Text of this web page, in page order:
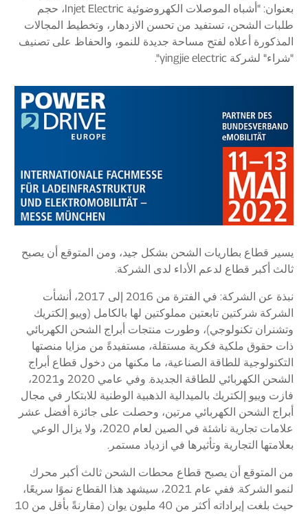
بعنوان: "أشباه الموصلات الكهروضوئية Injet Electric، حجم
طلبات الشحن، تستفيد من تحسن الازدهار، وتخطيط المجالات
المذكورة أعلاه لفتح مساحة جديدة للنمو، والحفاظ على تصنيف
"شراء" لشركة yingjie electric".
يسير قطاع بطاريات الشحن بشكل جيد، ومن المتوقع أن يصبح
ثالث أكبر قطاع لدعم الأداء لدى الشركة.
نبذة عن الشركة: في الفترة من 2016 إلى 2017، أنشأت
الشركة شركتين تابعتين مملوكتين لها بالكامل (وييو إلكتريك
وتشنران تكنولوجي)، وطورت منتجات أبراج الشحن الكهربائي
ذات حقوق ملكية فكرية مستقلة، مستفيدةً من مزايا منصتها
التكنولوجية للطاقة الصناعية، ما مكنها من دخول قطاع أبراج
الشحن الكهربائي للطاقة الجديدة. وفي عامي 2020 و2021،
فازت وييو إلكتريك بالميدالية الذهبية الوطنية للابتكار في مجال
أبراج الشحن الكهربائي مرتين، وحصلت على جائزة أفضل عشر
علامات تجارية ناشئة في الصين لعام 2020، ولا يزال الوعي
بعلامتها التجارية وتأثيرها في ازدياد مستمر.
من المتوقع أن يصبح قطاع محطات الشحن ثالث أكبر محرك
لنمو الشركة. ففي عام 2021، سيشهد هذا القطاع نموًا سريعًا،
حيث بلغت إيراداته أكثر من 40 مليون يوان (مقارنةً بأقل من 10